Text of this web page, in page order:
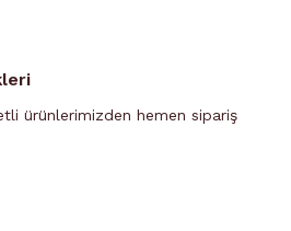
ürünlerimizden hemen sipariş